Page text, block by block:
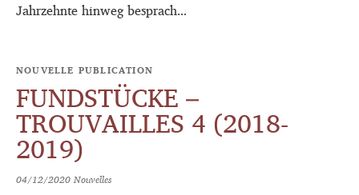
Jahrzehnte hinweg besprach...
NOUVELLE PUBLICATION
FUNDSTÜCKE –
TROUVAILLES 4 (2018-
2019)
04/12/2020Nouvelles